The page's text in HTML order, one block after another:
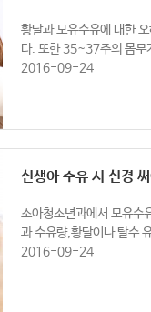
황달과 모유수유에 대한
다. 또한 35~37주의 몸무
2016-09-24
신생아 수유 시 신경
소아청소년과에서 모유수
과 수유량,황달이나 탈수
2016-09-24